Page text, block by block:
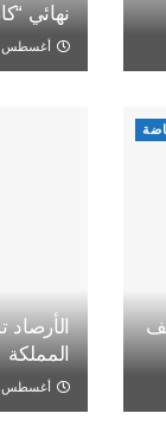
نهائي
أغسطس 7, 2026
المملكة
أغسطس 7, 2026